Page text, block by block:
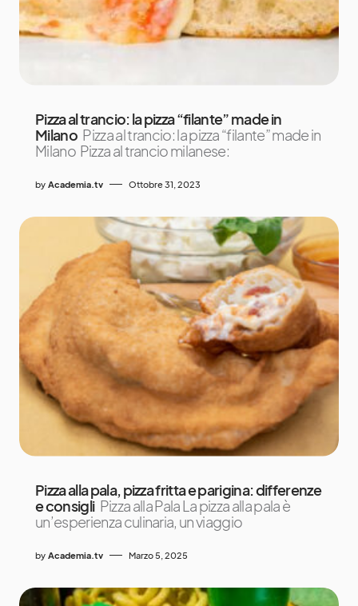
Pizza al trancio: la pizza “filante” made in
Milano Pizza al trancio: la pizza “filante” made in
Milano Pizza al trancio milanese:
by Academia.tv Ottobre 31, 2023
Pizza alla pala, pizza fritta e parigina: differenze
e consigli Pizza alla Pala La pizza alla pala è
un’esperienza culinaria, un viaggio
by Academia.tv Marzo 5, 2025